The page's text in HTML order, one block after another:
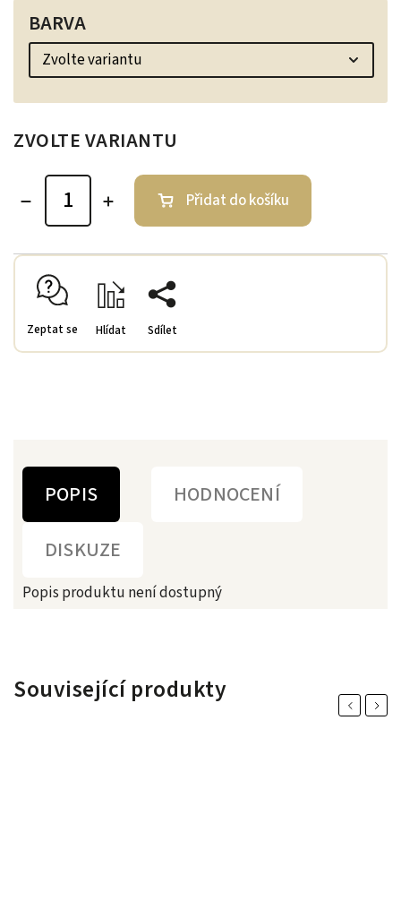
BARVA
ZVOLTE VARIANTU
Přidat do košíku
Zeptat se Hlídat Sdílet
POPIS
HODNOCENÍ
DISKUZE
Popis produktu není dostupný
Související produkty PreviousNext